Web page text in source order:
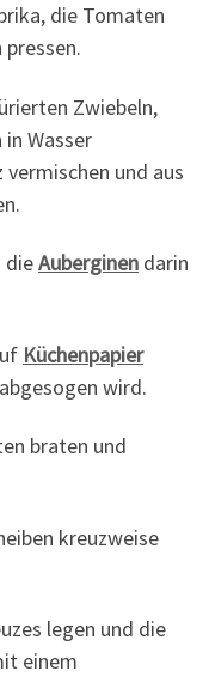
die Tomaten
Zwiebeln,
Wasser
und aus
dieAuberginen darin
Küchenpapier
wird.
braten und
kreuzweise
legen und die
einem